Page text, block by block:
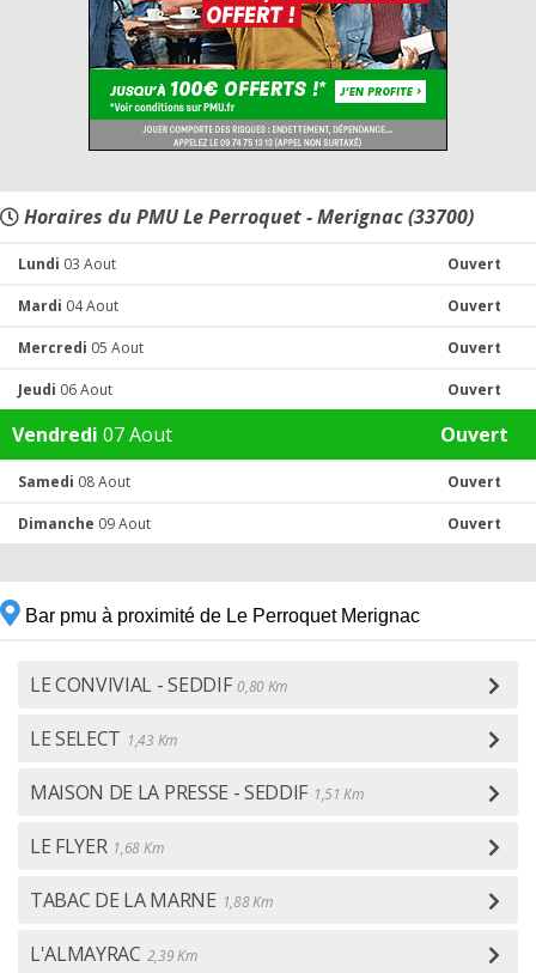
Horaires du PMU Le Perroquet - Merignac (33700)
Lundi 03 Aout Ouvert
Mardi 04 Aout Ouvert
Mercredi 05 Aout Ouvert
Jeudi 06 Aout Ouvert
Vendredi 07 Aout Ouvert
Samedi 08 Aout Ouvert
Dimanche 09 Aout Ouvert
Bar pmu à proximité de Le Perroquet Merignac
LE CONVIVIAL - SEDDIF 0,80 Km
LE SELECT 1,43 Km
MAISON DE LA PRESSE - SEDDIF 1,51 Km
LE FLYER 1,68 Km
TABAC DE LA MARNE 1,88 Km
L'ALMAYRAC 2,39 Km